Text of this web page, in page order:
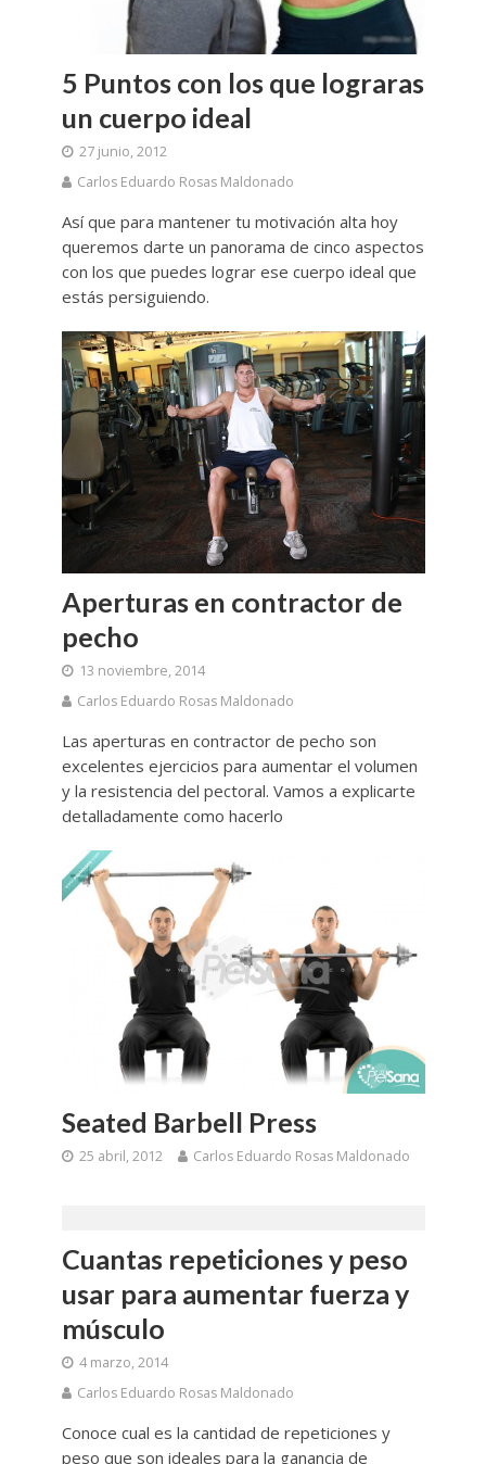
5 Puntos con los que lograras
un cuerpo ideal
27 junio, 2012
Carlos Eduardo Rosas Maldonado
Así que para mantener tu motivación alta hoy
queremos darte un panorama de cinco aspectos
con los que puedes lograr ese cuerpo ideal que
estás persiguiendo.
Aperturas en contractor de
pecho
13 noviembre, 2014
Carlos Eduardo Rosas Maldonado
Las aperturas en contractor de pecho son
excelentes ejercicios para aumentar el volumen
y la resistencia del pectoral. Vamos a explicarte
detalladamente como hacerlo
Seated Barbell Press
25 abril, 2012 Carlos Eduardo Rosas Maldonado
Cuantas repeticiones y peso
usar para aumentar fuerza y
músculo
4 marzo, 2014
Carlos Eduardo Rosas Maldonado
Conoce cual es la cantidad de repeticiones y
peso que son ideales para la ganancia de